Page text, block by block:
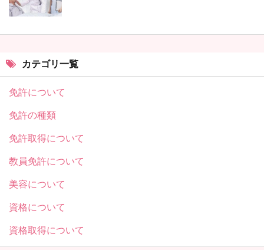
カテゴリ一覧
免許について
免許の種類
免許取得について
教員免許について
美容について
資格について
資格取得について